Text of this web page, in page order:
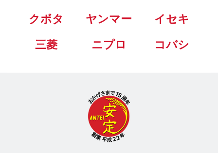
クボタ ヤンマー
イセキ
三菱
ニプロ コバシ